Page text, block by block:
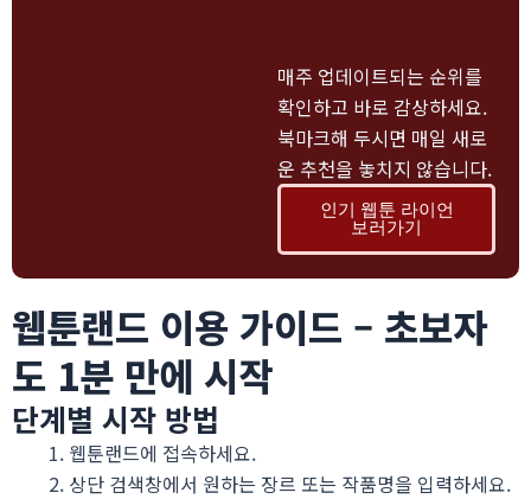
매주 업데이트되는 순위를
확인하고 바로 감상하세요.
북마크해 두시면 매일 새로
운 추천을 놓치지 않습니다.
인기 웹툰 라이언
보러가기
웹툰랜드 이용 가이드 – 초보자
도 1분 만에 시작
단계별 시작 방법
웹툰랜드에 접속하세요.
상단 검색창에서 원하는 장르 또는 작품명을 입력하세요.